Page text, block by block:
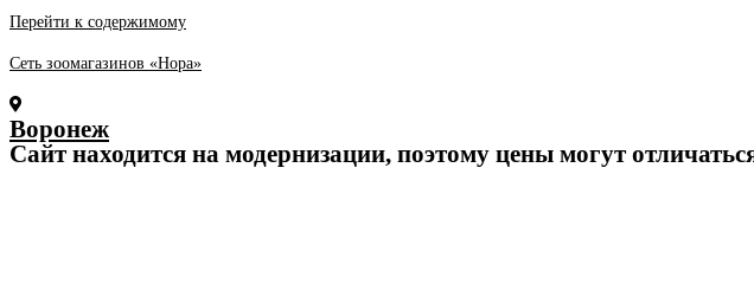
Перейти к содержимому
Сеть зоомагазинов «Нора»
Воронеж
Cайт находится на модернизации, поэтому цены могут